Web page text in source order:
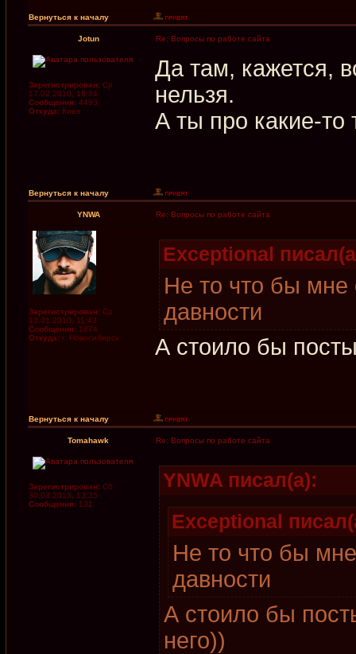
Вернуться к началу
Jotun Re: Вопросы по работе сайта
Зарегистрирован: Ср
17.02.2010, 18:34
Сообщения: 4493
Откуда: Киев
Да там, кажется,
нельзя.
А ты про какие-то
Вернуться к началу
YNWA Re: Вопросы по работе сайта
Зарегистрирован: Ср
13.01.2010, 11:43
Сообщения: 1874
Откуда: г. Новосибирск
Exceptional
Не то что бы мне
давности
А стоило бы
Вернуться к началу
Tomahawk Re: Вопросы по работе сайта
Зарегистрирован: Сб
30.03.2013, 13:35
Сообщения: 131
YNWA писал(а):
Exceptional
Не то что бы
давности
А стоило бы
него))